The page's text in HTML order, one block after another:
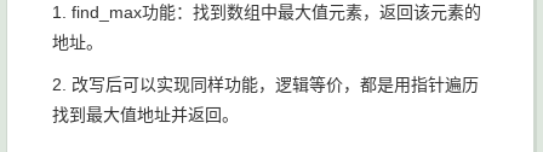
1. find_max功能：找到数组中最大值元素，返回该元素的
地址。
2. 改写后可以实现同样功能，逻辑等价，都是用指针遍历
找到最大值地址并返回。